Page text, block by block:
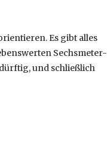
Es gibt alles
Sechsmeter-
und schließlich